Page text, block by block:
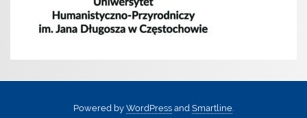
Powered by WordPress and Smartline.